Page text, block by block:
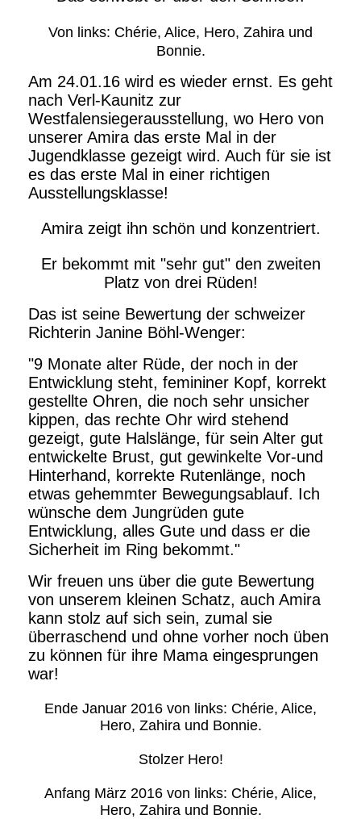
Von links: Chérie, Alice, Hero, Zahira und
Bonnie.
Am 24.01.16 wird es wieder ernst. Es geht
nach Verl-Kaunitz zur
Westfalensiegerausstellung, wo Hero von
unserer Amira das erste Mal in der
Jugendklasse gezeigt wird. Auch für sie ist
es das erste Mal in einer richtigen
Ausstellungsklasse!
Amira zeigt ihn schön und konzentriert.
Er bekommt mit "sehr gut" den zweiten
Platz von drei Rüden!
Das ist seine Bewertung der schweizer
Richterin Janine Böhl-Wenger:
"9 Monate alter Rüde, der noch in der
Entwicklung steht, femininer Kopf, korrekt
gestellte Ohren, die noch sehr unsicher
kippen, das rechte Ohr wird stehend
gezeigt, gute Halslänge, für sein Alter gut
entwickelte Brust, gut gewinkelte Vor-und
Hinterhand, korrekte Rutenlänge, noch
etwas gehemmter Bewegungsablauf. Ich
wünsche dem Jungrüden gute
Entwicklung, alles Gute und dass er die
Sicherheit im Ring bekommt."
Wir freuen uns über die gute Bewertung
von unserem kleinen Schatz, auch Amira
kann stolz auf sich sein, zumal sie
überraschend und ohne vorher noch üben
zu können für ihre Mama eingesprungen
war!
Ende Januar 2016 von links: Chérie, Alice,
Hero, Zahira und Bonnie.
Stolzer Hero!
Anfang März 2016 von links: Chérie, Alice,
Hero, Zahira und Bonnie.